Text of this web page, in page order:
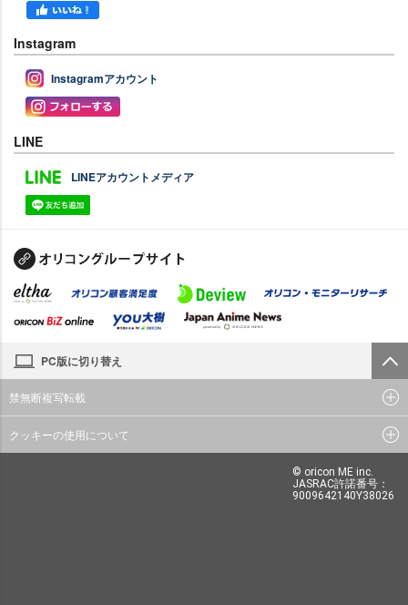
Instagram
Instagramアカウント
LINE
LINEアカウントメディア
PC版に切り替え
禁無断複写転載
クッキーの使用について
© oricon ME inc.
JASRAC許諾番号：
9009642140Y38026